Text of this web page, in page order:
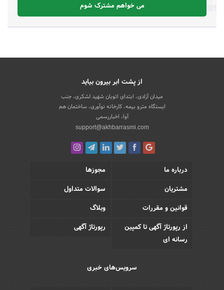
می خواهم مشترک شوم
از پشت ابر بیرون بیاید
میدان آزادی، ابتدای اتوبان شهید لشکری، جنب
ایستگاه مترو بیمه، کارخانه نوآوری، ساختمان هم
آوا، اخباررسمی
support@akhbarrasmi.com
درباره ما
مجوزها
مشتریان
سوالات متداول
قوانین و مقررات
وبلاگ
از رپورتاژ آگهی تا کمپین
رسانه ای
رپورتاژ آگهی
سرویس‌های خبری